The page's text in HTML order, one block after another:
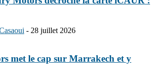
- 28 juillet 2026
met le cap sur Marrakech et y